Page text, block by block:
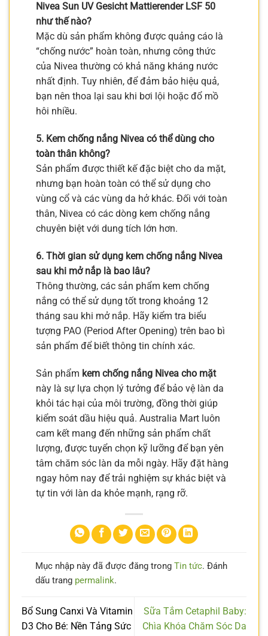
Nivea Sun UV Gesicht Mattierender LSF 50
như thế nào?
Mặc dù sản phẩm không được quảng cáo là
“chống nước” hoàn toàn, nhưng công thức
của Nivea thường có khả năng kháng nước
nhất định. Tuy nhiên, để đảm bảo hiệu quả,
bạn nên thoa lại sau khi bơi lội hoặc đổ mồ
hôi nhiều.
5. Kem chống nắng Nivea có thể dùng cho
toàn thân không?
Sản phẩm được thiết kế đặc biệt cho da mặt,
nhưng bạn hoàn toàn có thể sử dụng cho
vùng cổ và các vùng da hở khác. Đối với toàn
thân, Nivea có các dòng kem chống nắng
chuyên biệt với dung tích lớn hơn.
6. Thời gian sử dụng kem chống nắng Nivea
sau khi mở nắp là bao lâu?
Thông thường, các sản phẩm kem chống
nắng có thể sử dụng tốt trong khoảng 12
tháng sau khi mở nắp. Hãy kiểm tra biểu
tượng PAO (Period After Opening) trên bao bì
sản phẩm để biết thông tin chính xác.
Sản phẩm kem chống nắng Nivea cho mặt
này là sự lựa chọn lý tưởng để bảo vệ làn da
khỏi tác hại của môi trường, đồng thời giúp
kiểm soát dầu hiệu quả. Australia Mart luôn
cam kết mang đến những sản phẩm chất
lượng, được tuyển chọn kỹ lưỡng để bạn yên
tâm chăm sóc làn da mỗi ngày. Hãy đặt hàng
ngay hôm nay để trải nghiệm sự khác biệt và
tự tin với làn da khỏe mạnh, rạng rỡ.
Mục nhập này đã được đăng trong Tin tức. Đánh
dấu trang permalink.
Bổ Sung Canxi Và Vitamin
D3 Cho Bé: Nền Tảng Sức
Sữa Tắm Cetaphil Baby:
Chìa Khóa Chăm Sóc Da